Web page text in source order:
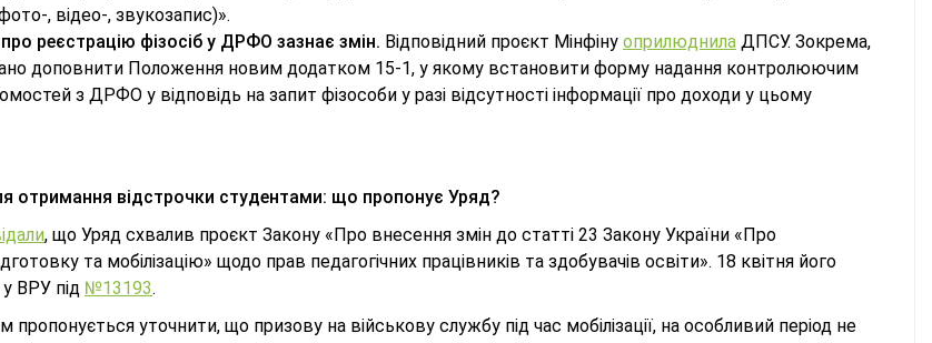
, відео-, звукозапис)».
реєстрацію фізосіб у ДРФО зазнає змін. Відповідний проєкт Мінфіну оприлюднила ДПСУ. Зокрема,
доповнити Положення новим додатком 15-1, у якому встановити форму надання контролюючим
з ДРФО у відповідь на запит фізособи у разі відсутності інформації про доходи у цьому
отримання відстрочки студентами: що пропонує Уряд?
, що Уряд схвалив проєкт Закону «Про внесення змін до статті 23 Закону України «Про
та мобілізацію» щодо прав педагогічних працівників та здобувачів освіти». 18 квітня його
ВРУ під №13193.
пропонується уточнити, що призову на військову службу під час мобілізації, на особливий період не